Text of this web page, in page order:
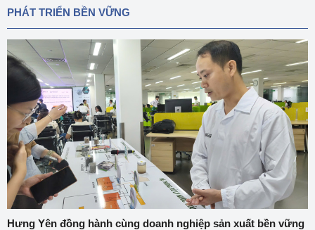
PHÁT TRIỂN BỀN VỮNG
Hưng Yên đồng hành cùng doanh nghiệp sản xuất bền vững